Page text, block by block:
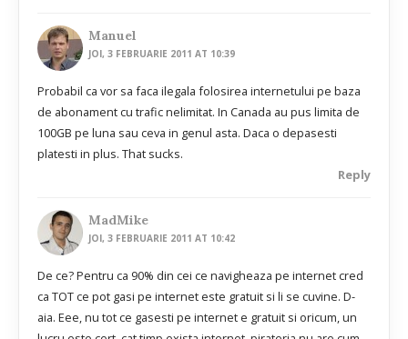
Manuel
JOI, 3 FEBRUARIE 2011 AT 10:39
Probabil ca vor sa faca ilegala folosirea internetului pe baza
de abonament cu trafic nelimitat. In Canada au pus limita de
100GB pe luna sau ceva in genul asta. Daca o depasesti
platesti in plus. That sucks.
Reply
MadMike
JOI, 3 FEBRUARIE 2011 AT 10:42
De ce? Pentru ca 90% din cei ce navigheaza pe internet cred
ca TOT ce pot gasi pe internet este gratuit si li se cuvine. D-
aia. Eee, nu tot ce gasesti pe internet e gratuit si oricum, un